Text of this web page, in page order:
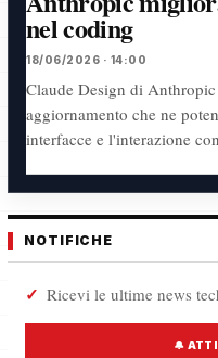
nel coding
18/06/2026 · 14:00
Claude Design di
aggiornamento che ne
interfacce e l'interazione
NOTIFICHE
Ricevi le ultime news
🔔